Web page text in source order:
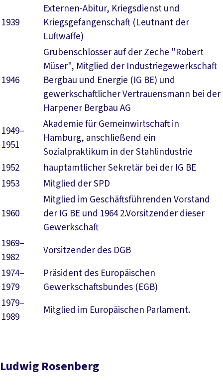
1939
Externen-Abitur, Kriegsdienst und
Kriegsgefangenschaft (Leutnant der
Luftwaffe)
1946
Grubenschlosser auf der Zeche "Robert
Müser", Mitglied der Industriegewerkschaft
Bergbau und Energie (IG BE) und
gewerkschaftlicher Vertrauensmann bei der
Harpener Bergbau AG
1949–
1951
Akademie für Gemeinwirtschaft in
Hamburg, anschließend ein
Sozialpraktikum in der Stahlindustrie
1952
hauptamtlicher Sekretär bei der IG BE
1953
Mitglied der SPD
1960
Mitglied im Geschäftsführenden Vorstand
der IG BE und 1964 2.Vorsitzender dieser
Gewerkschaft
1969–
1982
Vorsitzender des DGB
1974–
1979
Präsident des Europäischen
Gewerkschaftsbundes (EGB)
1979–
1989
Mitglied im Europäischen Parlament.
Ludwig Rosenberg